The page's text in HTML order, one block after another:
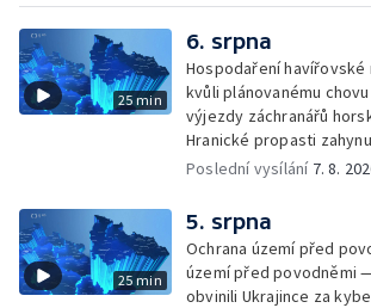
25 min
6. srpna
Hospodaření
kvůli plánovanému
výjezdy záchranářů
Hranické propasti
vody ke koupání —
Kempování v horkém
sociálních sítí Události
horka na zastávkách
Odyssea z 35 mm pásu
Poslední vysílání 7. 8.
25 min
5. srpna
Ochrana území před
území před povodněmi
obvinili Ukrajince za